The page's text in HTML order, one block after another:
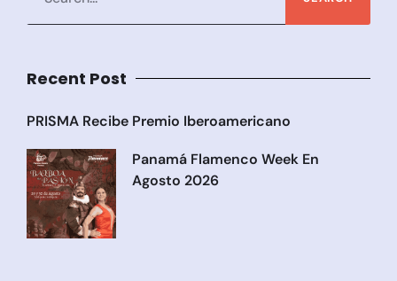
Recent Post
PRISMA Recibe Premio Iberoamericano
Panamá Flamenco Week En
Agosto 2026